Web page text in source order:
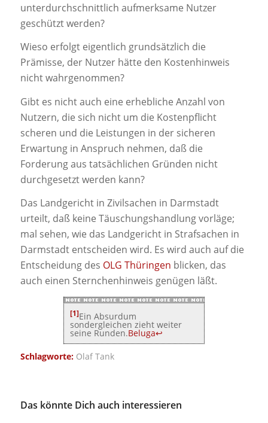
unterdurchschnittlich aufmerksame Nutzer
geschützt werden?
Wieso erfolgt eigentlich grundsätzlich die
Prämisse, der Nutzer hätte den Kostenhinweis
nicht wahrgenommen?
Gibt es nicht auch eine erhebliche Anzahl von
Nutzern, die sich nicht um die Kostenpflicht
scheren und die Leistungen in der sicheren
Erwartung in Anspruch nehmen, daß die
Forderung aus tatsächlichen Gründen nicht
durchgesetzt werden kann?
Das Landgericht in Zivilsachen in Darmstadt
urteilt, daß keine Täuschungshandlung vorläge;
mal sehen, wie das Landgericht in Strafsachen in
Darmstadt entscheiden wird. Es wird auch auf die
Entscheidung des OLG Thüringen blicken, das
auch einen Sternchenhinweis genügen läßt.
[1]Ein Absurdum
sondergleichen zieht weiter
seine Runden.Beluga↩
Schlagworte: Olaf Tank
Das könnte Dich auch interessieren